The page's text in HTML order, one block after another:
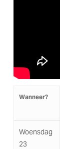
Wanneer?
Woensdag
23